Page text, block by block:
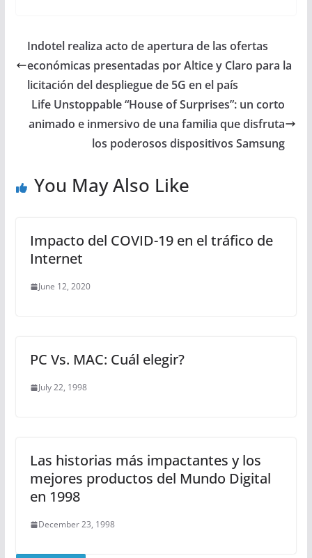
Indotel realiza acto de apertura de las ofertas
económicas presentadas por Altice y Claro para la
licitación del despliegue de 5G en el país
Life Unstoppable “House of Surprises”: un corto
animado e inmersivo de una familia que disfruta
los poderosos dispositivos Samsung
You May Also Like
Impacto del COVID-19 en el tráfico de
Internet
June 12, 2020
PC Vs. MAC: Cuál elegir?
July 22, 1998
Las historias más impactantes y los
mejores productos del Mundo Digital
en 1998
December 23, 1998